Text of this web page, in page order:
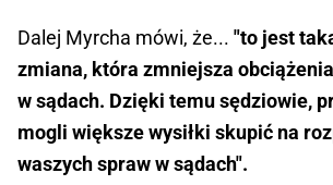
Dalej Myrcha mówi, że... "to jest
zmiana, która zmniejsza
w sądach. Dzięki temu sędziowie,
mogli większe wysiłki skupić na
waszych spraw w sądach".